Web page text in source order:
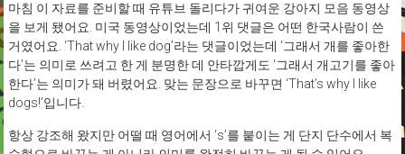
마침 이 자료를 준비할 때 유튜브 돌리다가 귀여운 강아지 모음 동영상
을 보게 됐어요. 미국 동영상이었는데 1위 댓글은 어떤 한국사람이 쓴
거였어요. ‘That why I like dog’라는 댓글이었는데 ‘그래서 개를 좋아한
다’는 의미로 쓰려고 한 게 분명한 데 안타깝게도 ‘그래서 개고기를 좋아
한다’는 의미가 돼 버렸어요. 맞는 문장으로 바꾸면 ‘That’s why I like
dogs!’입니다.
항상 강조해 왔지만 어떨 때 영어에서 ‘s’를 붙이는 게 단지 단수에서 복